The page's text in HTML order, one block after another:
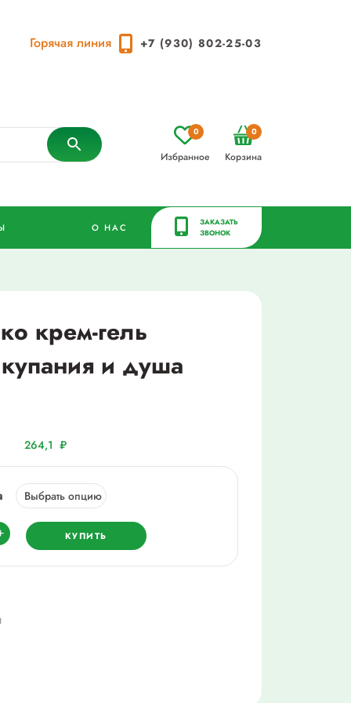
Горячая линия +7 (930) 802-25-03
Избранное
0
Корзина
0
О НАС
ЗАКАЗАТЬ
ЗВОНОК
крем-гель
и душа
264,1 ₽
КУПИТЬ